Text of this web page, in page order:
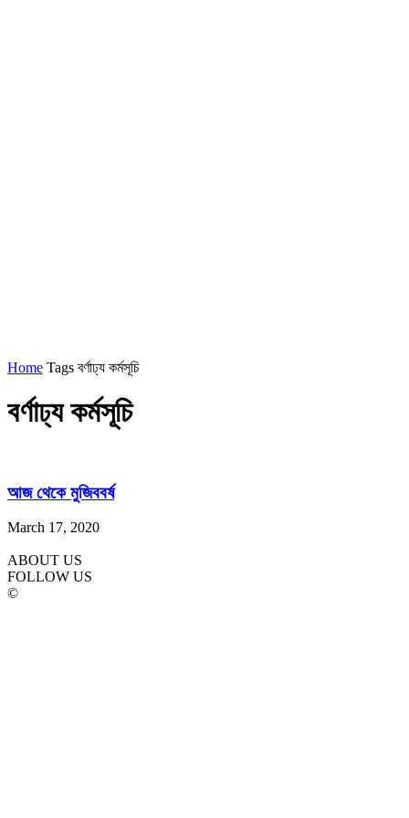
Home Tags বর্ণাঢ্য কর্মসূচি
বর্ণাঢ্য কর্মসূচি
আজ থেকে মুজিববর্ষ
March 17, 2020
ABOUT US
FOLLOW US
©